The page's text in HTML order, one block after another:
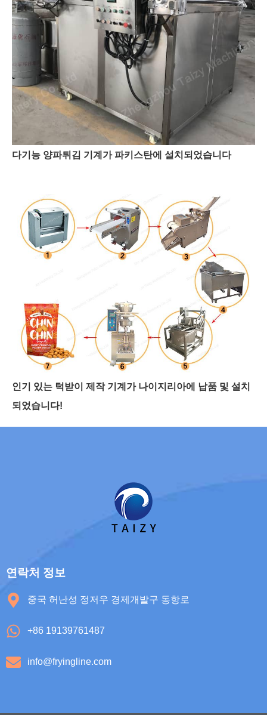
다기능 양파튀김 기계가 파키스탄에 설치되었습니다
인기 있는 턱받이 제작 기계가 나이지리아에 납품 및 설치
되었습니다!
연락처 정보
중국 허난성 정저우 경제개발구 동항로
+86 19139761487
info@fryingline.com